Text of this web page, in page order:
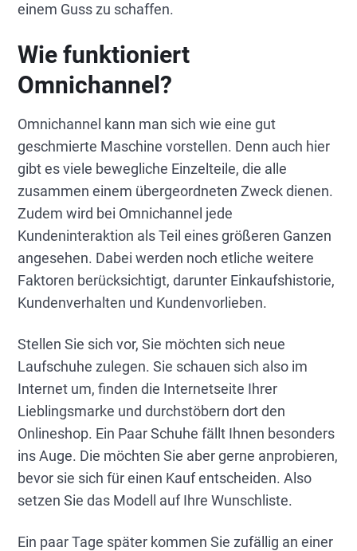
einem Guss zu schaffen.
Wie funktioniert
Omnichannel?
Omnichannel kann man sich wie eine gut
geschmierte Maschine vorstellen. Denn auch hier
gibt es viele bewegliche Einzelteile, die alle
zusammen einem übergeordneten Zweck dienen.
Zudem wird bei Omnichannel jede
Kundeninteraktion als Teil eines größeren Ganzen
angesehen. Dabei werden noch etliche weitere
Faktoren berücksichtigt, darunter Einkaufshistorie,
Kundenverhalten und Kundenvorlieben.
Stellen Sie sich vor, Sie möchten sich neue
Laufschuhe zulegen. Sie schauen sich also im
Internet um, finden die Internetseite Ihrer
Lieblingsmarke und durchstöbern dort den
Onlineshop. Ein Paar Schuhe fällt Ihnen besonders
ins Auge. Die möchten Sie aber gerne anprobieren,
bevor sie sich für einen Kauf entscheiden. Also
setzen Sie das Modell auf Ihre Wunschliste.
Ein paar Tage später kommen Sie zufällig an einer